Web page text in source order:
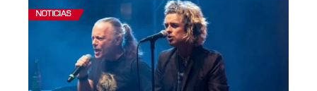
NOTICIAS